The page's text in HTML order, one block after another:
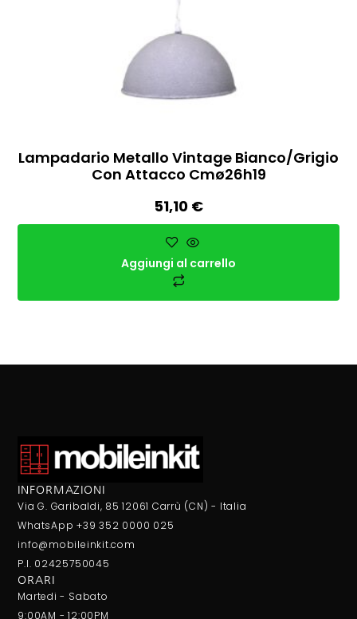
Lampadario Metallo Vintage Bianco/grigio
Con Attacco Cmø26h19
51,10 €
Aggiungi al carrello
INFORMAZIONI
Via G. Garibaldi, 85 12061 Carrù (CN) - Italia
WhatsApp +39 352 0000 025
info@mobileinkit.com
P.I. 02425750045
ORARI
Martedi - Sabato
9:00AM - 12:00PM